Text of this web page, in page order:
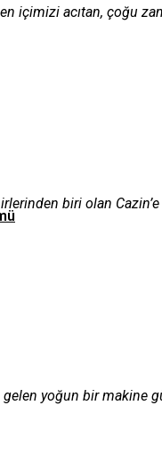
içimizi acıtan, çoğu
biri olan
yoğun bir makine